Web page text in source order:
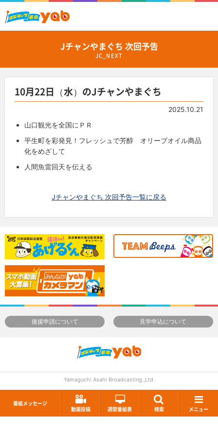
番組メッセージ
動画投稿
週間番組表 検索 メニュー
Jチャンやまぐち 次回予告
JC_NEXT
10月22日（水）のJチャンやまぐち
2025.10.21
山口観光を全国にＰＲ
平生町を彩発見！フレッシュで芳醇 オリーブオイル商品
化をめざして
人間魚雷回天を伝える
Jチャンやまぐち 次回予告一覧に戻る
後援申請について 見学申込について
Yamaguchi Asahi Broadcasting.,Ltd.